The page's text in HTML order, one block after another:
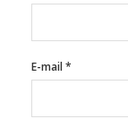
E-mail*